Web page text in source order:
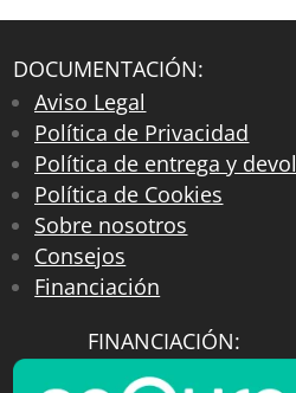
DOCUMENTACIÓN:
Aviso Legal
Política de Privacidad
Política de entrega y
Política de Cookies
Sobre nosotros
Consejos
Financiación
FINANCIACIÓN: